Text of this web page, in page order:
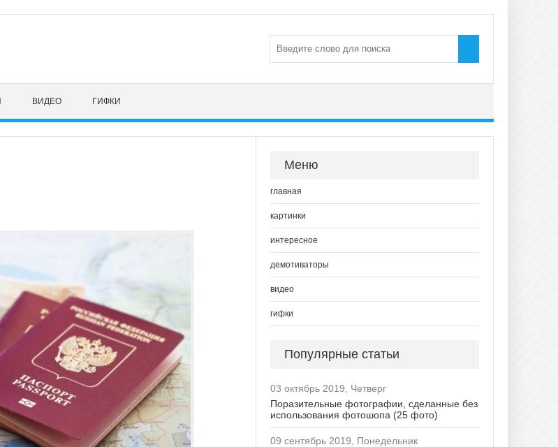
ВИДЕО ГИФКИ
Меню
главная
картинки
интересное
демотиваторы
видео
гифки
Популярные статьи
03 октябрь 2019, Четверг
Поразительные фотографии, сделанные без
использования фотошопа (25 фото)
09 сентябрь 2019, Понедельник